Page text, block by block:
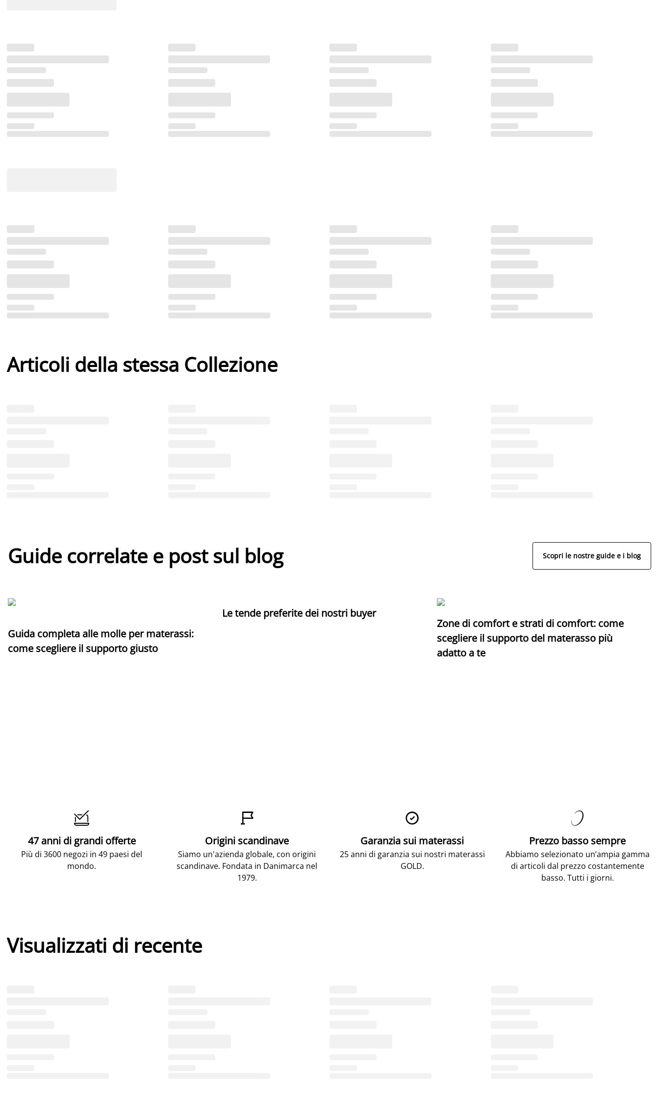
Articoli della stessa Collezione
Guide correlate e post sul blog Scopri le nostre guide e i blog
Guida completa alle molle per materassi:
come scegliere il supporto giusto
Le tende preferite dei nostri buyer
Zone di comfort e strati di comfort: come
scegliere il supporto del materasso più
adatto a te

47 anni di grandi offerte
Più di 3600 negozi in 49 paesi del
mondo.

Origini scandinave
Siamo un'azienda globale, con origini
scandinave. Fondata in Danimarca nel
1979.

Garanzia sui materassi
25 anni di garanzia sui nostri materassi
GOLD.

Prezzo basso sempre
Abbiamo selezionato un’ampia gamma
di articoli dal prezzo costantemente
basso. Tutti i giorni.
Visualizzati di recente